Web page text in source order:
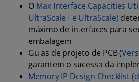
O Max Interface Capacities
UltraScale+ e UltraScale)
máximo de interfaces para
embalagem
Guias de projeto de PCB (
garantem o sucesso da
Memory IP Design Checklist